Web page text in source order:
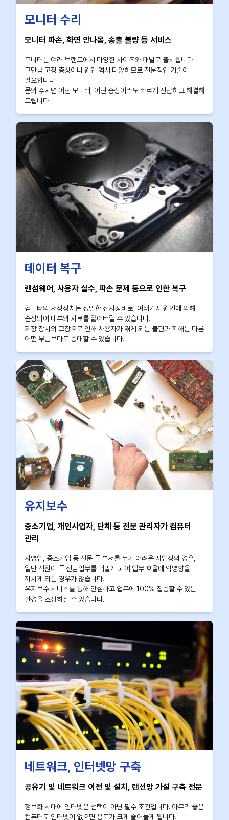
모니터 수리
모니터 파손, 화면 안나옴, 송출 불량 등 서비스
모니터는 여러 브랜드에서 다양한 사이즈와 패널로 출시됩니다.
그만큼 고장 증상이나 원인 역시 다양하므로 전문적인 기술이
필요합니다.
문의 주시면 어떤 모니터, 어떤 증상이라도 빠르게 진단하고 해결해
드립니다.
데이터 복구
랜섬웨어, 사용자 실수, 파손 문제 등으로 인한 복구
컴퓨터의 저장장치는 정밀한 전자장비로, 여러가지 원인에 의해
손상되어 내부의 자료를 잃어버릴 수 있습니다.
저장 장치의 고장으로 인해 사용자가 겪게 되는 불편과 피해는 다른
어떤 부품보다도 중대할 수 있습니다.
유지보수
중소기업, 개인사업자, 단체 등 전문 관리자가 컴퓨터
관리
자영업, 중소기업 등 전문 IT 부서를 두기 어려운 사업장의 경우,
일반 직원이 IT 전담업무를 떠맡게 되어 업무 효율에 악영향을
끼치게 되는 경우가 많습니다.
유지보수 서비스를 통해 안심하고 업무에 100% 집중할 수 있는
환경을 조성하실 수 있습니다.
네트워크, 인터넷망 구축
공유기 및 네트워크 이전 및 설치, 랜선망 가설 구축 전문
정보화 시대에 인터넷은 선택이 아닌 필수 조건입니다. 아무리 좋은
컴퓨터도 인터넷이 없으면 용도가 크게 줄어들게 됩니다.